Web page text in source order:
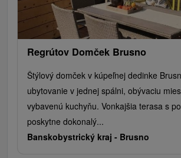
Regrútov Domček Brusno
Štýlový domček v kúpeľnej dedinke
ubytovanie v jednej spálni, obývaciu
vybavenú kuchyňu. Vonkajšia terasa s
poskytne dokonalý...
Banskobystrický kraj - Brusno